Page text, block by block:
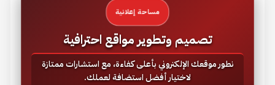
مساحة إعلانية
تصميم وتطوير مواقع احترافية
نطور موقعك الإلكتروني بأعلى كفاءة، مع استشارات ممتازة
لاختيار أفضل استضافة لعملك.